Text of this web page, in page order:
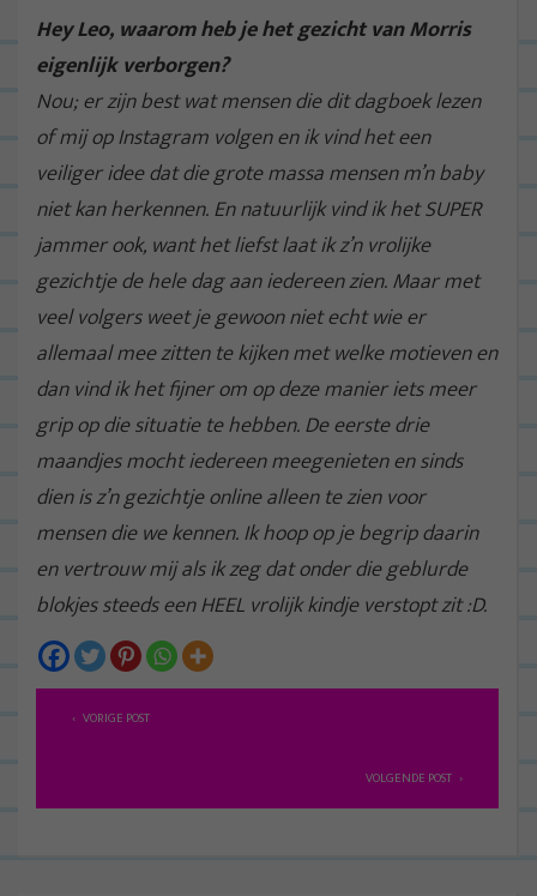
Hey Leo, waarom heb je het gezicht van Morris
eigenlijk verborgen?
Nou; er zijn best wat mensen die dit dagboek lezen
of mij op Instagram volgen en ik vind het een
veiliger idee dat die grote massa mensen m’n baby
niet kan herkennen. En natuurlijk vind ik het SUPER
jammer ook, want het liefst laat ik z’n vrolijke
gezichtje de hele dag aan iedereen zien. Maar met
veel volgers weet je gewoon niet echt wie er
allemaal mee zitten te kijken met welke motieven en
dan vind ik het fijner om op deze manier iets meer
grip op die situatie te hebben. De eerste drie
maandjes mocht iedereen meegenieten en sinds
dien is z’n gezichtje online alleen te zien voor
mensen die we kennen. Ik hoop op je begrip daarin
en vertrouw mij als ik zeg dat onder die geblurde
blokjes steeds een HEEL vrolijk kindje verstopt zit :D.
i
VORIGE POST
VOLGENDE POST